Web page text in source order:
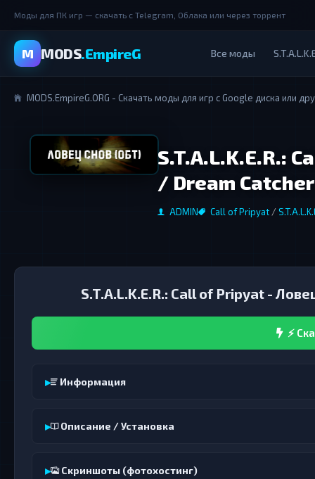
Моды для ПК игр — скачать с Telegram, Облака или через торрент
M MODS.EmpireG Все моды
MODS.EmpireG.ORG - Скачать моды для игр с Google диска или
S.T.A.L.K.E.R.:
/ Dream Catcher
ADMIN Call of Pripyat /
S.T.A.L.K.E.R.: Call of Pripyat -
⚡
Информация
Описание / Установка
Скриншоты (фотохостинг)